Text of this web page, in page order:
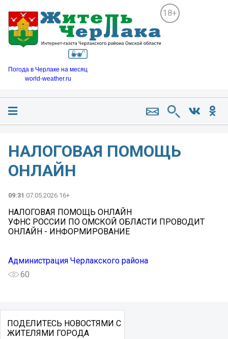
18+
Погода в Черлаке на месяц
world-weather.ru
НАЛОГОВАЯ ПОМОЩЬ
ОНЛАЙН
09:31 07.05.2026 16+
НАЛОГОВАЯ ПОМОЩЬ ОНЛАЙН
УФНС РОССИИ ПО ОМСКОЙ ОБЛАСТИ ПРОВОДИТ
ОНЛАЙН - ИНФОРМИРОВАНИЕ
Администрация Черлакского района
60
ПОДЕЛИТЕСЬ НОВОСТЯМИ С
ЖИТЕЛЯМИ ГОРОДА